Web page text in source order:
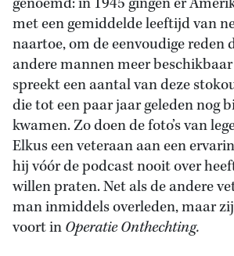
met een gemiddelde leeftijd van
naartoe, om de eenvoudige reden
andere mannen meer
spreekt een aantal van deze
die tot een paar jaar geleden nog
kwamen. Zo doen de foto’s van
Elkus een veteraan aan een
hij vóór de podcast nooit over
willen praten. Net als de andere
man inmiddels overleden, maar
voort inOperatie Onthechting.